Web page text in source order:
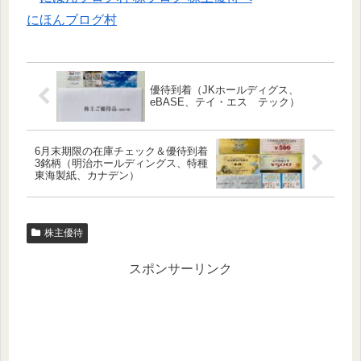
にほんブログ村
優待到着（JKホールディグス、
eBASE、テイ・エス テック）
6月末期限の在庫チェック＆優待到着
3銘柄（明治ホールディングス、特種
東海製紙、カナデン）
株主優待
スポンサーリンク